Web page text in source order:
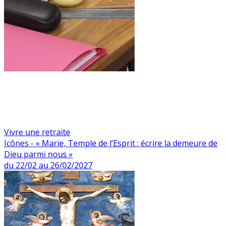
Vivre une retraite
Icônes - « Marie, Temple de l’Esprit : écrire la demeure de
Dieu parmi nous »
du 22/02 au 26/02/2027